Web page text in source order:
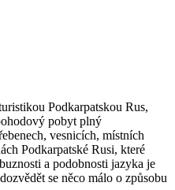
Podkarpatskou Rus,
pobyt plný
vesnicích, místních
Podkarpatské Rusi, které
a podobnosti jazyka je
se něco málo o způsobu